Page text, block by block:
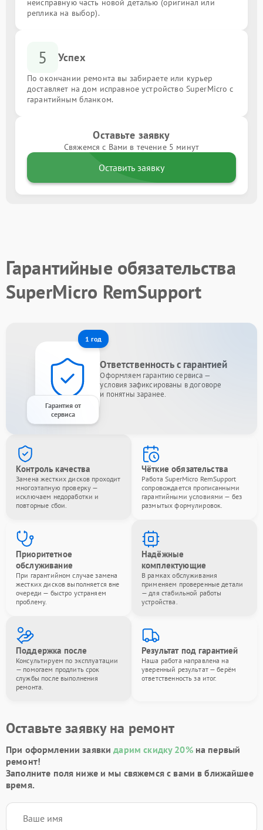
неисправную часть новой деталью (оригинал или
реплика на выбор).
5 Успех
По окончании ремонта вы забираете или курьер
доставляет на дом исправное устройство SuperMicro с
гарантийным бланком.
Оставьте заявку
Свяжемся с Вами в течение 5 минут
Оставить заявку
Гарантийные обязательства
SuperMicro RemSupport
1 год
Гарантия от
сервиса
Ответственность с гарантией
Оформляем гарантию сервиса —
условия зафиксированы в договоре
и понятны заранее.
Контроль качества
Замена жестких дисков проходит
многоэтапную проверку —
исключаем недоработки и
повторные сбои.
Чёткие обязательства
Работа SuperMicro RemSupport
сопровождается прописанными
гарантийными условиями — без
размытых формулировок.
Приоритетное
обслуживание
При гарантийном случае замена
жестких дисков выполняется вне
очереди — быстро устраняем
проблему.
Надёжные
комплектующие
В рамках обслуживания
применяем проверенные детали
— для стабильной работы
устройства.
Поддержка после
Консультируем по эксплуатации
— помогаем продлить срок
службы после выполнения
ремонта.
Результат под гарантией
Наша работа направлена на
уверенный результат — берём
ответственность за итог.
Оставьте заявку на ремонт
При оформлении заявкидарим скидку 20%на первый
ремонт!
Заполните поля ниже и мы свяжемся с вами в ближайшее
время.